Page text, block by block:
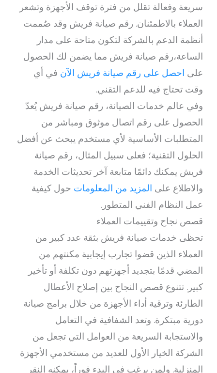
سريعة وفعالة تقلل من فترة توقف الأجهزة وتشعر
العملاء بالاطمئنان. رقم صيانة فريش وقد صُممت
أنظمة الدعم بالشركة لتكون متاحة على مدار
الساعة،رقم صيانة فريش مما يضمن لك الحصول
على احصل على رقم صيانة فريش الآن في أي
وقت تحتاج فيه للدعم التقني.
وفي عالم خدمات الصيانة، رقم صيانة فريش يُعدّ
الحصول على رقم اتصال موثوق ومباشر من
المتطلبات الأساسية لأي مستخدم يبحث عن أفضل
الحلول التقنية؛ فعلى سبيل المثال، رقم صيانة
فريش يمكنك دائمًا متابعة آخر تحديثات الخدمة
والاطلاع على المزيد من المعلومات حول كيفية
عمل النظام الفني المتطور.
قصص نجاح وتقييمات العملاء
تحظى خدمات صيانة فريش بثقة عدد كبير من
العملاء الذين قضوا تجارب إيجابية مكنتهم من
المضي قدمًا بتجديد أجهزتهم دون تكلفة أو تأخير
كبير. تتنوع قصص النجاح بين إصلاح الأعطال
الطارئة وترقية أداء الأجهزة من خلال برامج صيانة
دورية مبتكرة. وتعد الشفافية في التعامل
والاستجابة السريعة من العوامل التي تجعل من
الشركة الخيار الأول للعديد من مستخدمي الأجهزة
المنزلية. ولمن يرغب في البدء فوراً، يمكنه النقر